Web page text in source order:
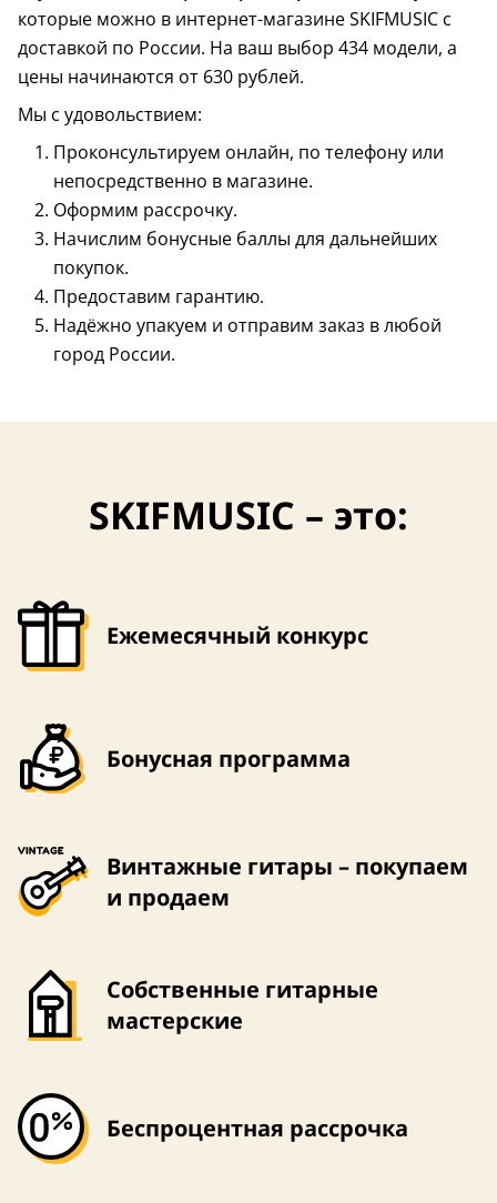
США
Полимерное покрытие
Полимерное
которые можно в интернет-магазине SKIFMUSIC с
доставкой по России. На ваш выбор 434 модели, а
цены начинаются от 630 рублей.
Мы с удовольствием:
Проконсультируем онлайн, по телефону или
непосредственно в магазине.
Оформим рассрочку.
Начислим бонусные баллы для дальнейших
покупок.
Предоставим гарантию.
Надёжно упакуем и отправим заказ в любой
город России.
SKIFMUSIC – это:
Ежемесячный конкурс
Бонусная программа
Винтажные гитары – покупаем
и продаем
Собственные гитарные
мастерские
Беспроцентная рассрочка